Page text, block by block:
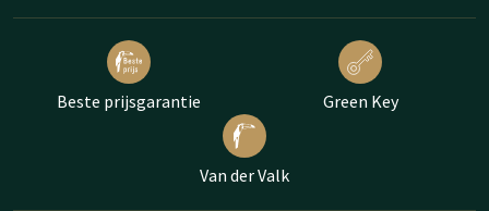
Beste prijsgarantie Green Key
Van der Valk